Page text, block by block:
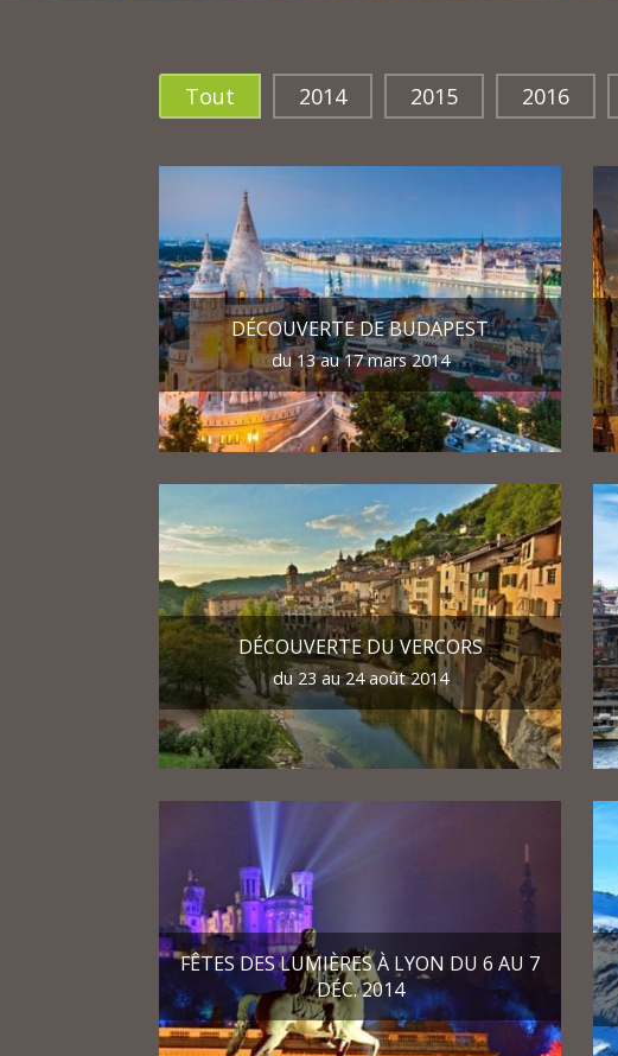
Tout 2014 2015 2016
DÉCOUVERTE DE BUDAPEST
du 13 au 17 mars 2014
DÉCOUVERTE DU VERCORS
du 23 au 24 août 2014
FÊTES DES LUMIÈRES À LYON DU 6 AU 7
DÉC. 2014